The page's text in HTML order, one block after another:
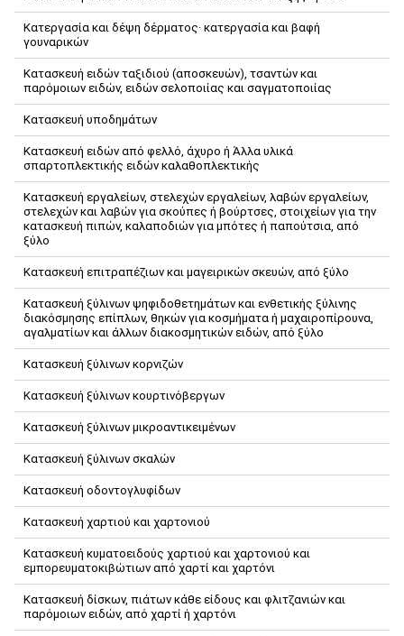
Κατεργασία και δέψη δέρματος· κατεργασία και βαφή
γουναρικών
Κατασκευή ειδών ταξιδιού (αποσκευών), τσαντών και
παρόμοιων ειδών, ειδών σελοποιίας και σαγματοποιίας
Κατασκευή υποδημάτων
Κατασκευή ειδών από φελλό, άχυρο ή Άλλα υλικά
σπαρτοπλεκτικής ειδών καλαθοπλεκτικής
Κατασκευή εργαλείων, στελεχών εργαλείων, λαβών εργαλείων,
στελεχών και λαβών για σκούπες ή βούρτσες, στοιχείων για την
κατασκευή πιπών, καλαποδιών για μπότες ή παπούτσια, από
ξύλο
Κατασκευή επιτραπέζιων και μαγειρικών σκευών, από ξύλο
Κατασκευή ξύλινων ψηφιδοθετημάτων και ενθετικής ξύλινης
διακόσμησης επίπλων, θηκών για κοσμήματα ή μαχαιροπίρουνα,
αγαλματίων και άλλων διακοσμητικών ειδών, από ξύλο
Κατασκευή ξύλινων κορνιζών
Κατασκευή ξύλινων κουρτινόβεργων
Κατασκευή ξύλινων μικροαντικειμένων
Κατασκευή ξύλινων σκαλών
Κατασκευή οδοντογλυφίδων
Κατασκευή χαρτιού και χαρτονιού
Κατασκευή κυματοειδούς χαρτιού και χαρτονιού και
εμπορευματοκιβώτιων από χαρτί και χαρτόνι
Κατασκευή δίσκων, πιάτων κάθε είδους και φλιτζανιών και
παρόμοιων ειδών, από χαρτί ή χαρτόνι